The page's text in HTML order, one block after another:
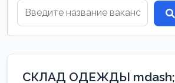
СКЛАД ОДЕЖДЫ mdash;